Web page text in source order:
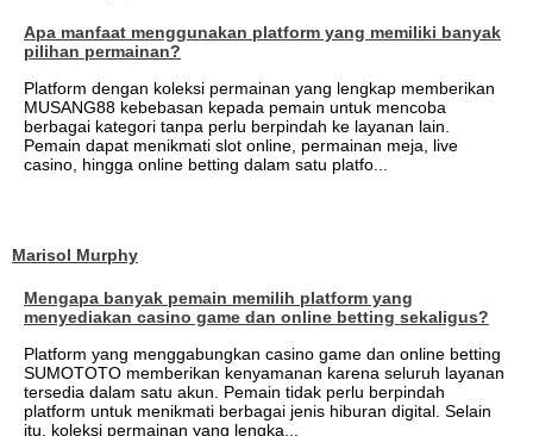
Apa manfaat menggunakan platform yang memiliki banyak
pilihan permainan?
Platform dengan koleksi permainan yang lengkap memberikan
MUSANG88 kebebasan kepada pemain untuk mencoba
berbagai kategori tanpa perlu berpindah ke layanan lain.
Pemain dapat menikmati slot online, permainan meja, live
casino, hingga online betting dalam satu platfo...
Marisol Murphy
Mengapa banyak pemain memilih platform yang
menyediakan casino game dan online betting sekaligus?
Platform yang menggabungkan casino game dan online betting
SUMOTOTO memberikan kenyamanan karena seluruh layanan
tersedia dalam satu akun. Pemain tidak perlu berpindah
platform untuk menikmati berbagai jenis hiburan digital. Selain
itu, koleksi permainan yang lengka...